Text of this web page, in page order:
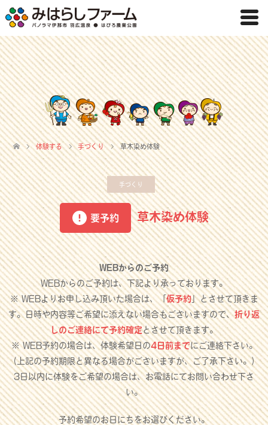
体験する 手づくり 草木染め体験
手づくり
要予約 草木染め体験
WEBからのご予約
WEBからのご予約は、下記より承っております。
※ WEBよりお申し込み頂いた場合は、「仮予約」とさせて頂きま
す。日時や内容等ご希望に添えない場合もございますので、折り返
しのご連絡にて予約確定とさせて頂きます。
※ WEB予約の場合は、体験希望日の4日前までにご連絡下さい。
（上記の予約期限と異なる場合がございますが、ご了承下さい。）
3日以内に体験をご希望の場合は、お電話にてお問い合わせ下さ
い。
予約希望のお日にちをお選びください。